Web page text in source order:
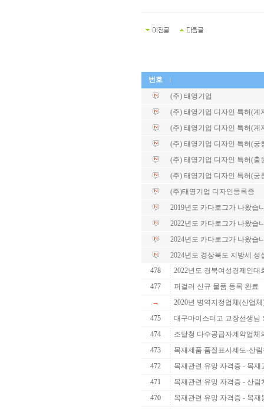
번호
(주) 태영기업
(주) 태영기업 디자인 특허(계
(주) 태영기업 디자인 특허(계
(주) 태영기업 디자인 특허(궁
(주) 태영기업 디자인 특허(출
(주) 태영기업 디자인 특허(궁
(주)태영기업 디자인등록증
2019년도 카다로그가 나왔습
2022년도 카다로그가 나왔습
2024년도 카다로그가 나왔습
2024년도 경상북도 지방세
478
2022년도 경북여성경제인대
477
퍼걸러 신규 물품 등록 완료
→
2020년 병역지정업체(산업
475
대구마이스터고 교장선생님
474
조달청 다수공급자계약업체
473
목재제품 품질표시제도-산
472
목재관련 유망 자격증 - 목재
471
목재관련 유망 자격증 - 산림
470
목재관련 유망 자격증 - 목재